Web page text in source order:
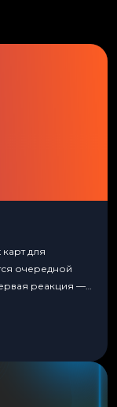
для
очередной
реакция —
продукт,
— история